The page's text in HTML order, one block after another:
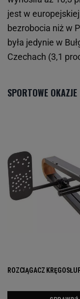
jest w
bezrobocia niż w
była jedynie w
Czechach (3,1